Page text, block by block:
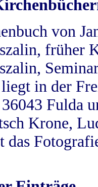
von
früher
in der
Fulda
Krone,